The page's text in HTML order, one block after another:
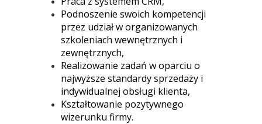
Podnoszenie swoich kompetencji
przez udział w organizowanych
szkoleniach wewnętrznych i
zewnętrznych,
Realizowanie zadań w oparciu o
najwyższe standardy sprzedaży i
indywidualnej obsługi klienta,
Kształtowanie pozytywnego
wizerunku firmy.